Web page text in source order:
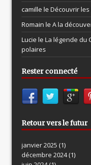
camille le Découvrir
Romain le A la
Lucie le La légende du
polaires
Rester connecté
Retour vers le futur
janvier 2025 (1)
décembre 2024(1)